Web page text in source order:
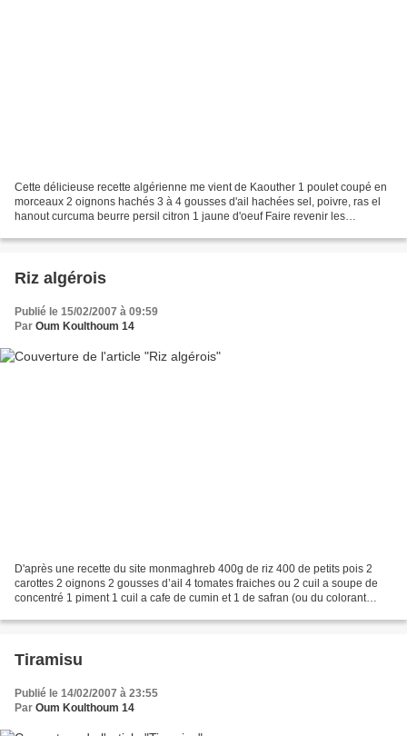
Cette délicieuse recette algérienne me vient de Kaouther 1 poulet coupé en
morceaux 2 oignons hachés 3 à 4 gousses d'ail hachées sel, poivre, ras el
hanout curcuma beurre persil citron 1 jaune d'oeuf Faire revenir les
Riz algérois
Publié le 15/02/2007 à 09:59
Par Oum Koulthoum 14
D'après une recette du site monmaghreb 400g de riz 400 de petits pois 2
carottes 2 oignons 2 gousses d’ail 4 tomates fraiches ou 2 cuil a soupe de
concentré 1 piment 1 cuil a cafe de cumin et 1 de safran (ou du colorant
Tiramisu
Publié le 14/02/2007 à 23:55
Par Oum Koulthoum 14